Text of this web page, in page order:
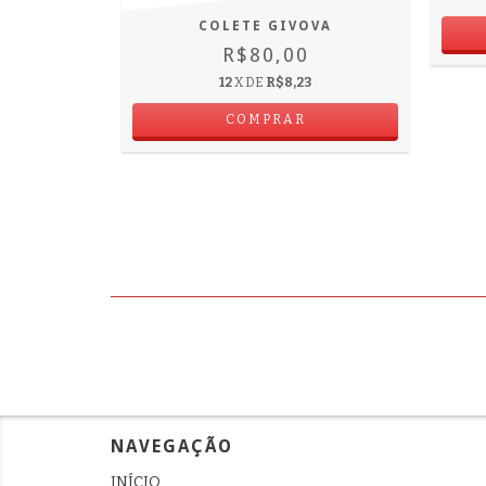
COLETE GIVOVA
R$80,00
12X DE R$8,23
COMPRAR
NAVEGAÇÃO